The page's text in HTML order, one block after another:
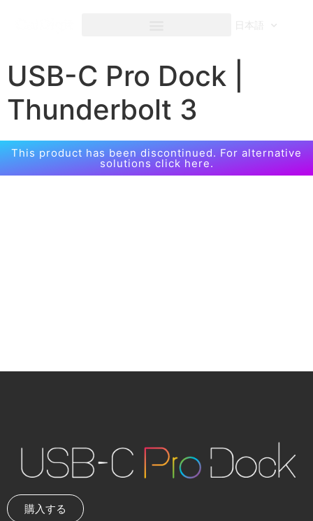
日本語
USB-C Pro Dock |
Thunderbolt 3
This product has been discontinued. For alternative
solutions click here.
購入する